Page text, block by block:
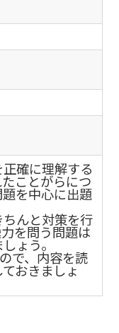
確に理解する
ことがらにつ
を中心に出題
んと対策を行
を問う問題は
ょう。
で、内容を読
おきましょ